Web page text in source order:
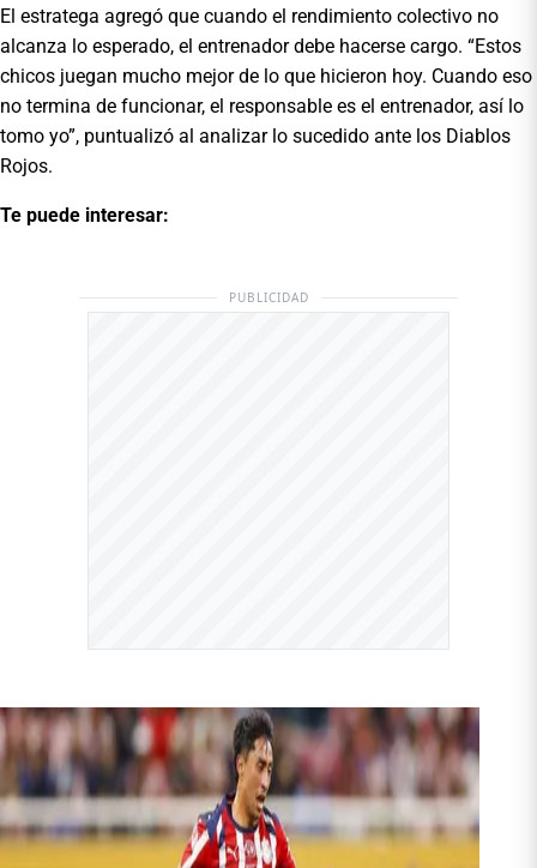
El estratega agregó que cuando el rendimiento colectivo no
alcanza lo esperado, el entrenador debe hacerse cargo. “Estos
chicos juegan mucho mejor de lo que hicieron hoy. Cuando eso
no termina de funcionar, el responsable es el entrenador, así lo
tomo yo”, puntualizó al analizar lo sucedido ante los Diablos
Rojos.
Te puede interesar:
PUBLICIDAD